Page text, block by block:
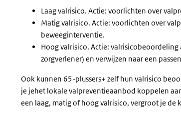
Laag valrisico. Actie: voorlichten over
Matig valrisico. Actie: voorlichten over
beweeginterventie.
Hoog valrisico. Actie:
zorgverlener) en verwijzen naar een
Ook kunnen 65-plussers+ zelf hun valrisico
je jehet lokale valpreventieaanbod koppelen
een laag, matig of hoog valrisico, vergroot je